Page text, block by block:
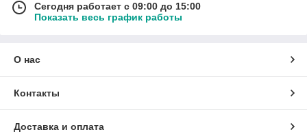
Сегодня работает с 09:00 до 15:00
Показать весь график работы
О нас
Контакты
Доставка и оплата